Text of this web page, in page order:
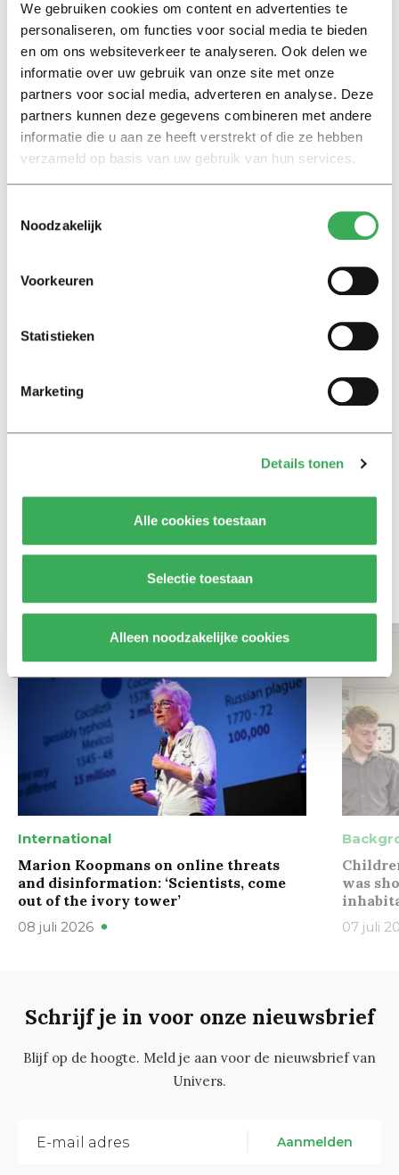
We gebruiken cookies om content en advertenties te
personaliseren, om functies voor social media te bieden
en om ons websiteverkeer te analyseren. Ook delen we
informatie over uw gebruik van onze site met onze
partners voor social media, adverteren en analyse. Deze
partners kunnen deze gegevens combineren met andere
informatie die u aan ze heeft verstrekt of die ze hebben
verzameld op basis van uw gebruik van hun services.
Noodzakelijk
Voorkeuren
Statistieken
Marketing
Details tonen
Alle cookies toestaan
Selectie toestaan
Alleen noodzakelijke cookies
Lees ook
Interview
Marion Koopmans over online
bedreigingen en desinformatie:
‘Wetenschappers, kom die
Hunger Game: ‘Ik schrok, we
kregen er een paar miljoen
slaapmiddelen: zo komen
door
zodat studenten zich breder
kunnen ontwikkelen
International
Marion Koopmans on online threats
and disinformation: ‘Scientists, come
out of the ivory tower’
08 juli 2026
was
07 juli
Schrijf je in voor onze nieuwsbrief
Blijf op de hoogte. Meld je aan voor de nieuwsbrief van
Univers.
Aanmelden